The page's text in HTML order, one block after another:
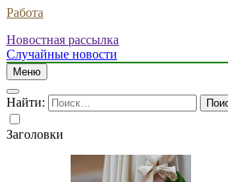
Работа
Новостная рассылка
Случайные новости
Меню
Найти:
Заголовки